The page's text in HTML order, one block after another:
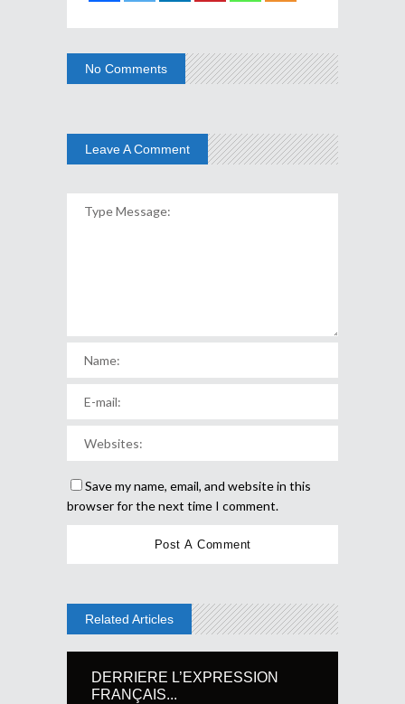
No Comments
Leave A Comment
Save my name, email, and website in this
browser for the next time I comment.
Related Articles
DERRIERE L’EXPRESSION
FRANÇAIS...